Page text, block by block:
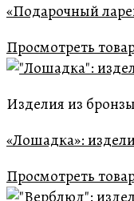
«Подарочный
Просмотреть
Изделия из бронзы
«Лошадка»:
Просмотреть